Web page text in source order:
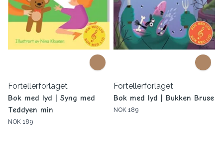
Fortellerforlaget
Bok med lyd | Syng med
Teddyen min
NOK 189
Fortellerforlaget
Bok med lyd | Bukken Bruse
NOK 189